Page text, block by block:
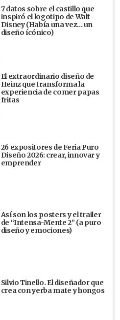
7 datos sobre el castillo que
inspiró el logotipo de Walt
Disney (Había una vez... un
diseño ícónico)
El extraordinario diseño de
Heinz que transforma la
experiencia de comer papas
fritas
26 expositores de Feria Puro
Diseño 2026: crear, innovar y
emprender
Así son los posters y el trailer
de “Intensa-Mente 2” (a puro
diseño y emociones)
Silvio Tinello. El diseñador que
crea con yerba mate y hongos